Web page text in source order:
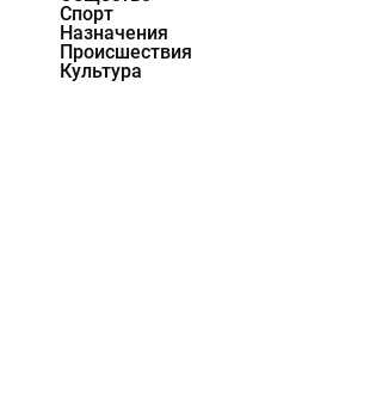
Спорт
Назначения
Происшествия
Культура